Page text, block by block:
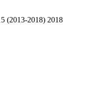
(2013-2018) 2018